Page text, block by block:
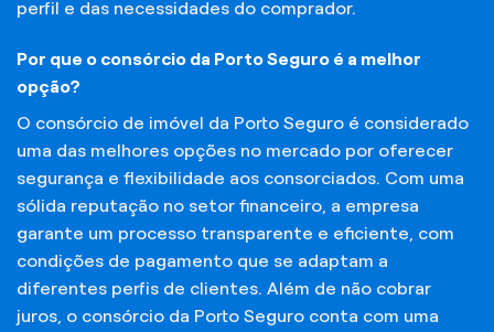
perfil e das necessidades do comprador.
Por que o consórcio da Porto Seguro é a melhor
opção?
O consórcio de imóvel da Porto Seguro é considerado
uma das melhores opções no mercado por oferecer
segurança e flexibilidade aos consorciados. Com uma
sólida reputação no setor financeiro, a empresa
garante um processo transparente e eficiente, com
condições de pagamento que se adaptam a
diferentes perfis de clientes. Além de não cobrar
juros, o consórcio da Porto Seguro conta com uma